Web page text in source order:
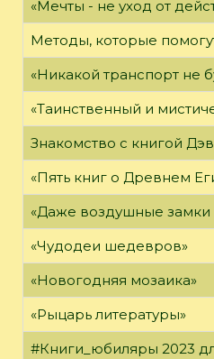
«Мечты - не уход от
Методы, которые
«Никакой транспорт не
«Таинственный и
Знакомство с книгой
«Пять книг о Древнем
«Даже воздушные замки
«Чудодеи шедевров»
«Новогодняя мозаика»
«Рыцарь литературы»
#Книги_юбиляры 2023